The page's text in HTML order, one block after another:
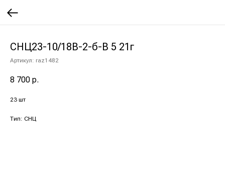
СНЦ23-10/18В-2-б-В 5 21г
Артикул: raz1482
8 700 р.
23 шт
Тип: СНЦ